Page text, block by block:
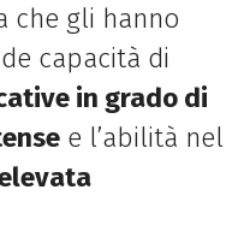
che gli hanno
capacità di
in grado di
e l’abilità nel